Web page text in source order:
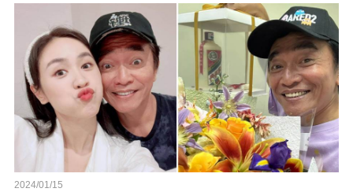
徒弟也不甘示弱!
2024/01/15